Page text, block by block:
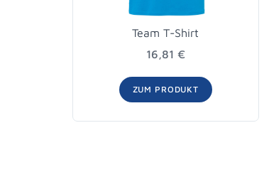
Team T-Shirt
16,81 €
ZUM PRODUKT